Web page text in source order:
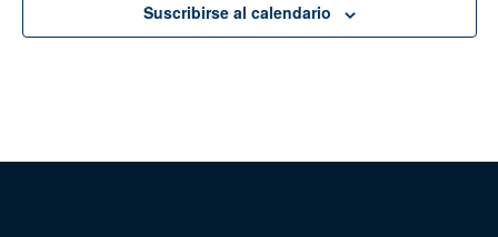
Suscribirse al calendario